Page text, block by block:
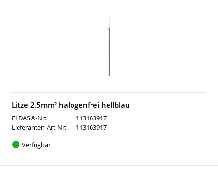
Litze 2.5mm² halogenfrei hellblau
ELDAS®-Nr:
113163917
Lieferanten-Art-Nr:
113163917
Verfügbar